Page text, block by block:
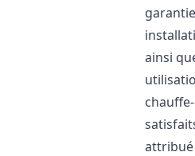
ainsi
attribué